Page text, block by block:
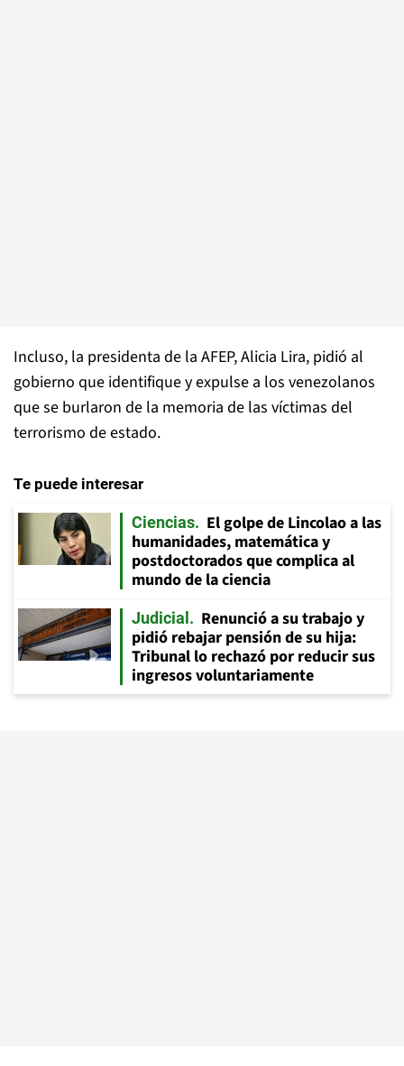
Incluso, la presidenta de la AFEP, Alicia Lira, pidió al
gobierno que identifique y expulse a los venezolanos
que se burlaron de la memoria de las víctimas del
terrorismo de estado.
Te puede interesar
Ciencias
El golpe de Lincolao a las
humanidades, matemática y
postdoctorados que complica al
mundo de la ciencia
Judicial
Renunció a su trabajo y
pidió rebajar pensión de su hija:
Tribunal lo rechazó por reducir sus
ingresos voluntariamente